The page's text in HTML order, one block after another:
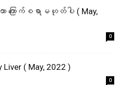
ကြောက်စရာမဟုတ်ပါ ( May,
0
( May, 2022 )
0